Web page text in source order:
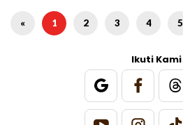
« 1 2 3 4 5
Ikuti Kami